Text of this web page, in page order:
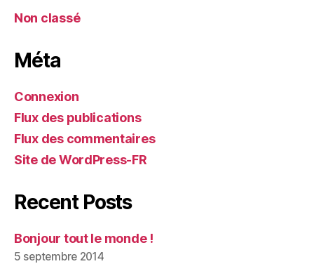
Non classé
Méta
Connexion
Flux des publications
Flux des commentaires
Site de WordPress-FR
Recent Posts
Bonjour tout le monde !
5 septembre 2014